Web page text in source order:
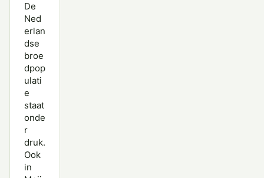
De
Ned
erlan
dse
broe
dpop
ulati
e
staat
onde
r
druk.
Ook
in